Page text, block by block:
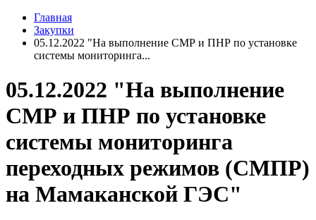
Главная
Закупки
05.12.2022 "На выполнение СМР и ПНР по установке
системы мониторинга...
05.12.2022 "На выполнение
СМР и ПНР по установке
системы мониторинга
переходных режимов (СМПР)
на Мамаканской ГЭС"